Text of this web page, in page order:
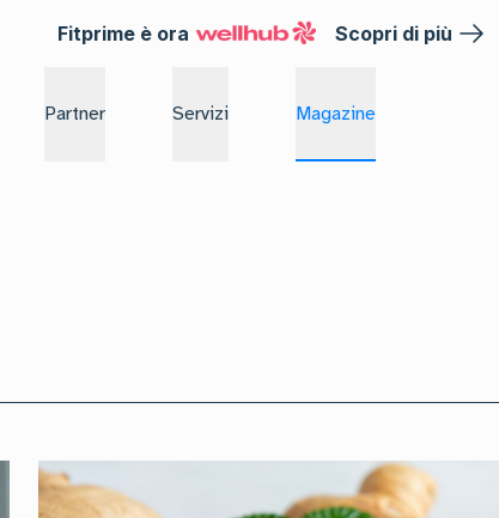
Fitprime è ora Scopri di più
Partner Servizi Magazine